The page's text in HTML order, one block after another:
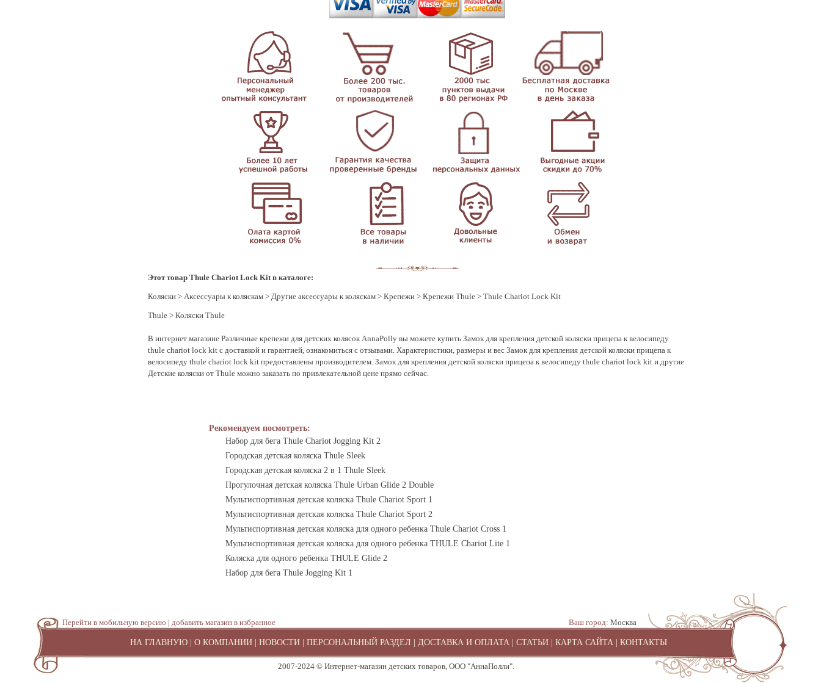
Этот товар Thule Chariot Lock Kit в каталоге:
Коляски > Аксессуары к коляскам > Другие аксессуары к коляскам > Крепежи > Крепежи Thule > Thule Chariot Lock Kit
Thule > Коляски Thule
В интернет магазине Различные крепежи для детских колясок AnnaPolly вы можете купить Замок для крепления детской коляски прицепа к велосипеду
thule chariot lock kit с доставкой и гарантией, ознакомиться с отзывами. Характеристики, размеры и вес Замок для крепления детской коляски прицепа к
велосипеду thule chariot lock kit предоставлены производителем. Замок для крепления детской коляски прицепа к велосипеду thule chariot lock kit и другие
Детские коляски от Thule можно заказать по привлекательной цене прямо сейчас.
Рекомендуем посмотреть:
Набор для бега Thule Chariot Jogging Kit 2
Городская детская коляска Thule Sleek
Городская детская коляска 2 в 1 Thule Sleek
Прогулочная детская коляска Thule Urban Glide 2 Double
Мультиспортивная детская коляска Thule Chariot Sport 1
Мультиспортивная детская коляска Thule Chariot Sport 2
Мультиспортивная детская коляска для одного ребенка Thule Chariot Cross 1
Мультиспортивная детская коляска для одного ребенка THULE Chariot Lite 1
Коляска для одного ребенка THULE Glide 2
Набор для бега Thule Jogging Kit 1
Перейти в мобильную версию | добавить магазин в избранное Ваш город: Москва
НА ГЛАВНУЮ| О КОМПАНИИ| НОВОСТИ| ПЕРСОНАЛЬНЫЙ РАЗДЕЛ ДОСТАВКА И ОПЛАТА| СТАТЬИ| КАРТА САЙТА| КОНТАКТЫ
2007-2024 © Интернет-магазин детских товаров, ООО "АннаПолли".